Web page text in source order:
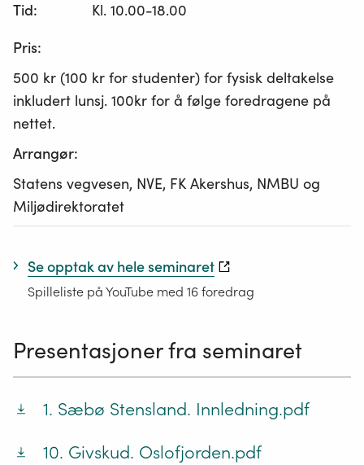
Tid:
Kl. 10.00-18.00
Pris:
500 kr (100 kr for studenter) for fysisk deltakelse
inkludert lunsj. 100kr for å følge foredragene på
nettet.
Arrangør:
Statens vegvesen, NVE, FK Akershus, NMBU og
Miljødirektoratet
Se opptak av hele seminaret
Spilleliste på YouTube med 16 foredrag
Presentasjoner fra seminaret
1. Sæbø Stensland. Innledning.pdf
10. Givskud. Oslofjorden.pdf